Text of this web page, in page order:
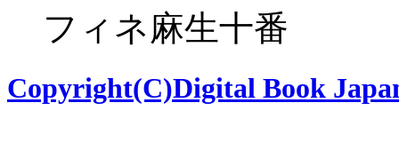
フィネ麻生十番
Copyright(C)Digital Book